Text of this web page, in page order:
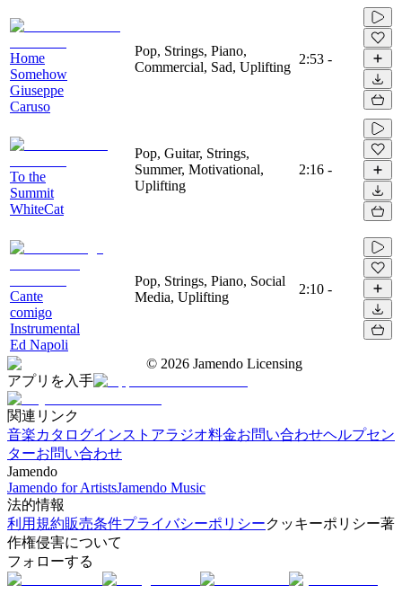
Home
Somehow
Giuseppe
Caruso
Pop, Strings, Piano,
Commercial, Sad, Uplifting
2:53 -
To the
Summit
WhiteCat
Pop, Guitar, Strings,
Summer, Motivational,
Uplifting
2:16 -
Cante
comigo
Instrumental
Ed Napoli
Pop, Strings, Piano, Social
Media, Uplifting
2:10 -
© 2026 Jamendo Licensing
アプリを入手
関連リンク
音楽カタログインストアラジオ料金お問い合わせヘルプセン
ターお問い合わせ
Jamendo
Jamendo for ArtistsJamendo Music
法的情報
利用規約販売条件プライバシーポリシークッキーポリシー著
作権侵害について
フォローする